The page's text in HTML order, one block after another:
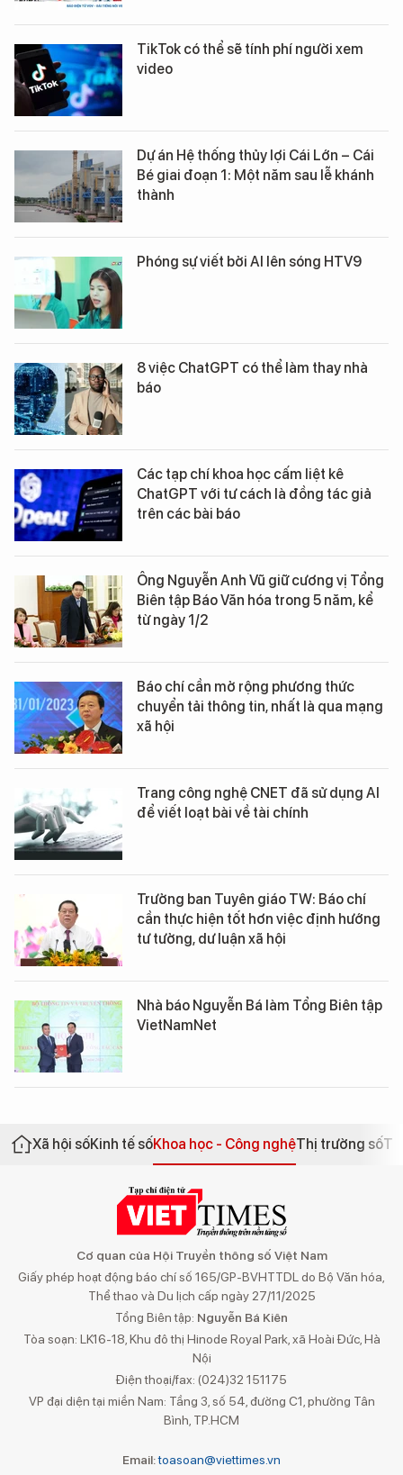
TikTok có thể sẽ tính phí người xem
video
Dự án Hệ thống thủy lợi Cái Lớn – Cái
Bé giai đoạn 1: Một năm sau lễ khánh
thành
Phóng sự viết bởi AI lên sóng HTV9
8 việc ChatGPT có thể làm thay nhà
báo
Các tạp chí khoa học cấm liệt kê
ChatGPT với tư cách là đồng tác giả
trên các bài báo
Ông Nguyễn Anh Vũ giữ cương vị Tổng
Biên tập Báo Văn hóa trong 5 năm, kể
từ ngày 1/2
Báo chí cần mở rộng phương thức
chuyển tải thông tin, nhất là qua mạng
xã hội
Trang công nghệ CNET đã sử dụng AI
để viết loạt bài về tài chính
Trưởng ban Tuyên giáo TW: Báo chí
cần thực hiện tốt hơn việc định hướng
tư tưởng, dư luận xã hội
Nhà báo Nguyễn Bá làm Tổng Biên tập
VietNamNet
Xã hội sốKinh tế sốKhoa học - Công nghệThị trường số
Cơ quan của Hội Truyền thông số Việt Nam
Giấy phép hoạt động báo chí số 165/GP-BVHTTDL do Bộ Văn hóa,
Thể thao và Du lịch cấp ngày 27/11/2025
Tổng Biên tập: Nguyễn Bá Kiên
Tòa soạn: LK16-18, Khu đô thị Hinode Royal Park, xã Hoài Đức, Hà
Nội
Điện thoại/fax: (024)32 151175
VP đại diện tại miền Nam: Tầng 3, số 54, đường C1, phường Tân
Bình, TP.HCM
Email:toasoan@viettimes.vn